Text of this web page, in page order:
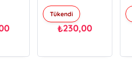
Tükendi
₺230,00